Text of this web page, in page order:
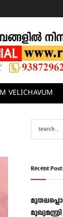
VELICHAVUM
Recent
മുഖ്യമന്ത്രി